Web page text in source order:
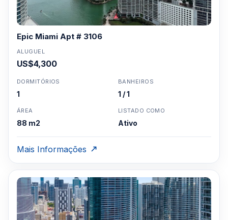
Epic Miami Apt # 3106
ALUGUEL
US$4,300
DORMITÓRIOS
1
BANHEIROS
1 / 1
ÁREA
88 m2
LISTADO COMO
Ativo
Mais Informações